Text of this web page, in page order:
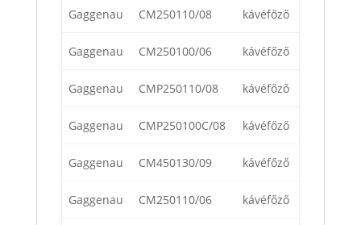
Gaggenau CM250110/08 kávéfőző
Gaggenau CM250100/06 kávéfőző
Gaggenau CMP250110/08 kávéfőző
Gaggenau CMP250100C/08 kávéfőző
Gaggenau CM450130/09 kávéfőző
Gaggenau CM250110/06 kávéfőző